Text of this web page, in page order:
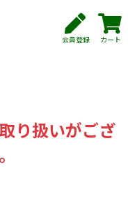
会員登録 カート
り扱いがござ